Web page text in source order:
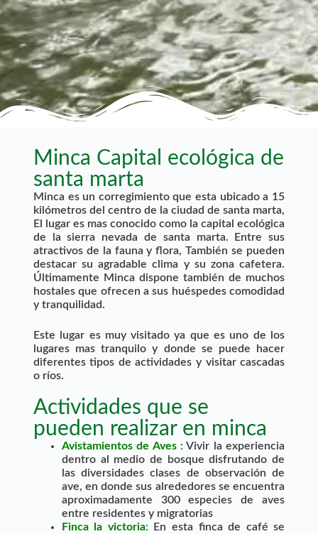
Minca Capital ecológica de
santa marta
Minca es un corregimiento que esta ubicado a 15
kilómetros del centro de la ciudad de santa marta,
El lugar es mas conocido como la capital ecológica
de la sierra nevada de santa marta. Entre sus
atractivos de la fauna y flora, También se pueden
destacar su agradable clima y su zona cafetera.
Últimamente Minca dispone también de muchos
hostales que ofrecen a sus huéspedes comodidad
y tranquilidad.
Este lugar es muy visitado ya que es uno de los
lugares mas tranquilo y donde se puede hacer
diferentes tipos de actividades y visitar cascadas
o ríos.
Actividades que se
pueden realizar en minca
Avistamientos de Aves: Vivir la experiencia
dentro al medio de bosque disfrutando de
las diversidades clases de observación de
ave, en donde sus alrededores se encuentra
aproximadamente 300 especies de aves
entre residentes y migratorias
Finca la victoria: En esta finca de café se